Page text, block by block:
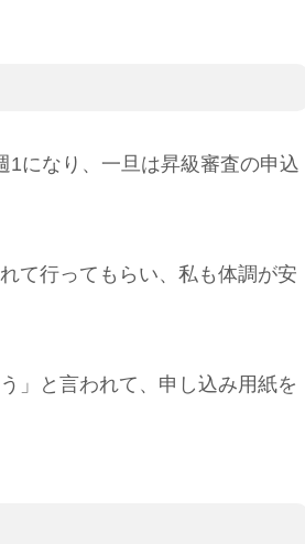
になり、一旦は昇級審査の申込
て行ってもらい、私も体調が安
」と言われて、申し込み用紙を